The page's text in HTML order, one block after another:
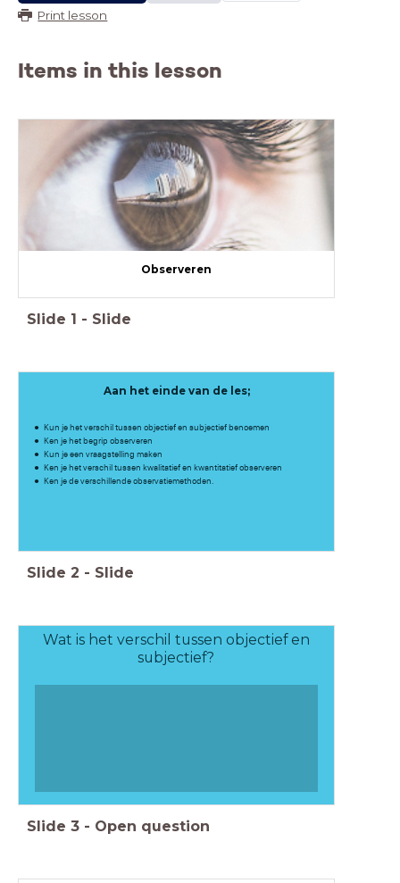
Print lesson
Items in this lesson
Observeren
Slide 1 - Slide
Aan het einde van de les;
Kun je het verschil tussen objectief en subjectief benoemen
Ken je het begrip observeren
Kun je een vraagstelling maken​
Ken je het verschil tussen kwalitatief en kwantitatief observeren
Ken je de verschillende observatiemethoden.
Slide 2 - Slide
Wat is het verschil tussen objectief en
subjectief?
Slide 3 - Open question